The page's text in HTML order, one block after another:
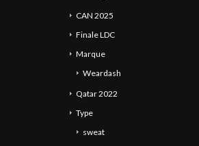
CAN 2025
Finale LDC
Marque
Weardash
Qatar 2022
Type
sweat